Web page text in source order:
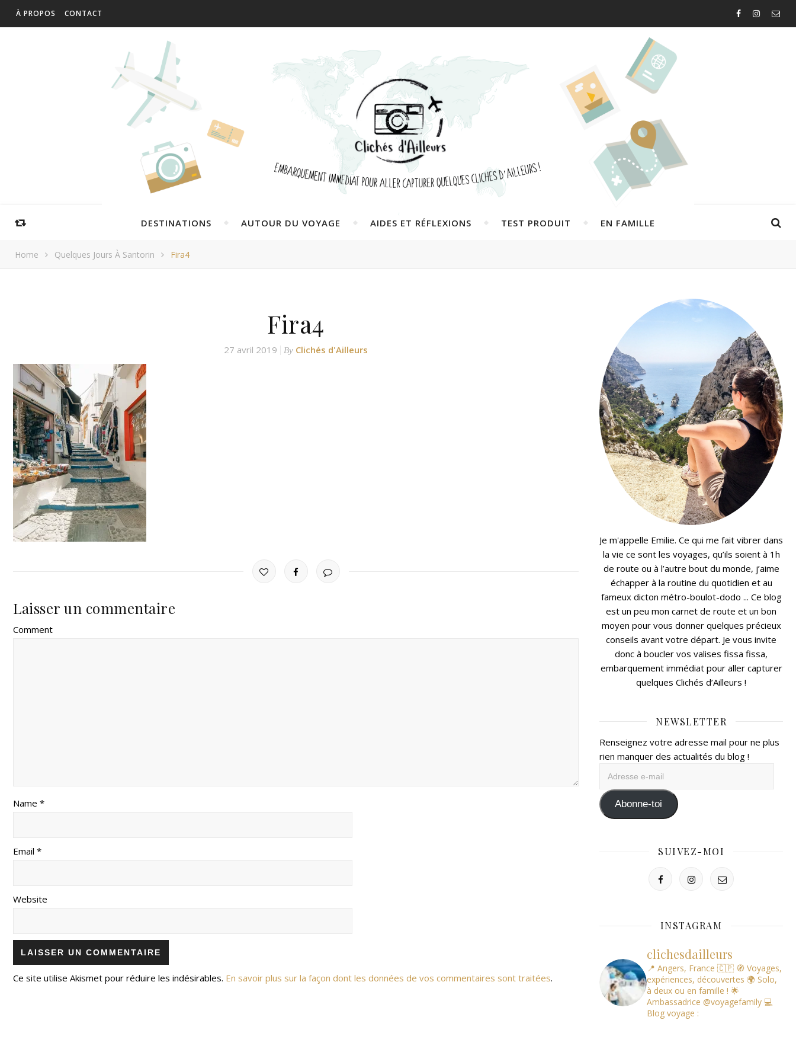
À PROPOS CONTACT
DESTINATIONS AUTOUR DU VOYAGE AIDES ET RÉFLEXIONS TEST PRODUIT EN FAMILLE
Home Quelques Jours À Santorin Fira4
Fira4
27 avril 2019 By Clichés d'Ailleurs
Laisser un commentaire
Comment
Name *
Email *
Website
Ce site utilise Akismet pour réduire les indésirables. En savoir plus sur la façon dont les données de vos commentaires sont traitées.
Je m'appelle Emilie. Ce qui me fait vibrer dans
la vie ce sont les voyages, qu’ils soient à 1h
de route ou à l’autre bout du monde, j’aime
échapper à la routine du quotidien et au
fameux dicton métro-boulot-dodo ... Ce blog
est un peu mon carnet de route et un bon
moyen pour vous donner quelques précieux
conseils avant votre départ. Je vous invite
donc à boucler vos valises fissa fissa,
embarquement immédiat pour aller capturer
quelques Clichés d’Ailleurs !
NEWSLETTER
Renseignez votre adresse mail pour ne plus
rien manquer des actualités du blog !
mail Abonne-toi
SUIVEZ-MOI
INSTAGRAM
clichesdailleurs
📍 Angers, France 🇨🇵 🧭 Voyages,
expériences, découvertes 🌍 Solo,
à deux ou en famille ! 🌟
Ambassadrice @voyagefamily 💻
Blog voyage :